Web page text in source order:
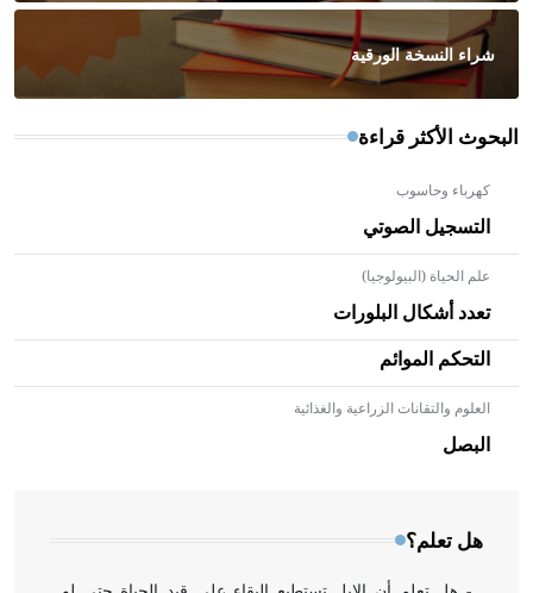
شراء النسخة الورقية
البحوث الأكثر قراءة
كهرباء وحاسوب
التسجيل الصوتي
علم الحياة (البيولوجيا)
تعدد أشكال البلورات
التحكم الموائم
العلوم والتقانات الزراعية والغذائية
البصل
هل تعلم؟
- هل تعلم أن الأبلق نوع من الفنون الهندسية التي ارتبطت
بالعمارة الإسلامية في بلاد الشام ومصر خاصة، حيث يحرص
المعمار على بناء مداميكه وخاصة في الواجهات